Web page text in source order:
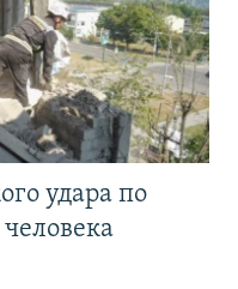
удара по